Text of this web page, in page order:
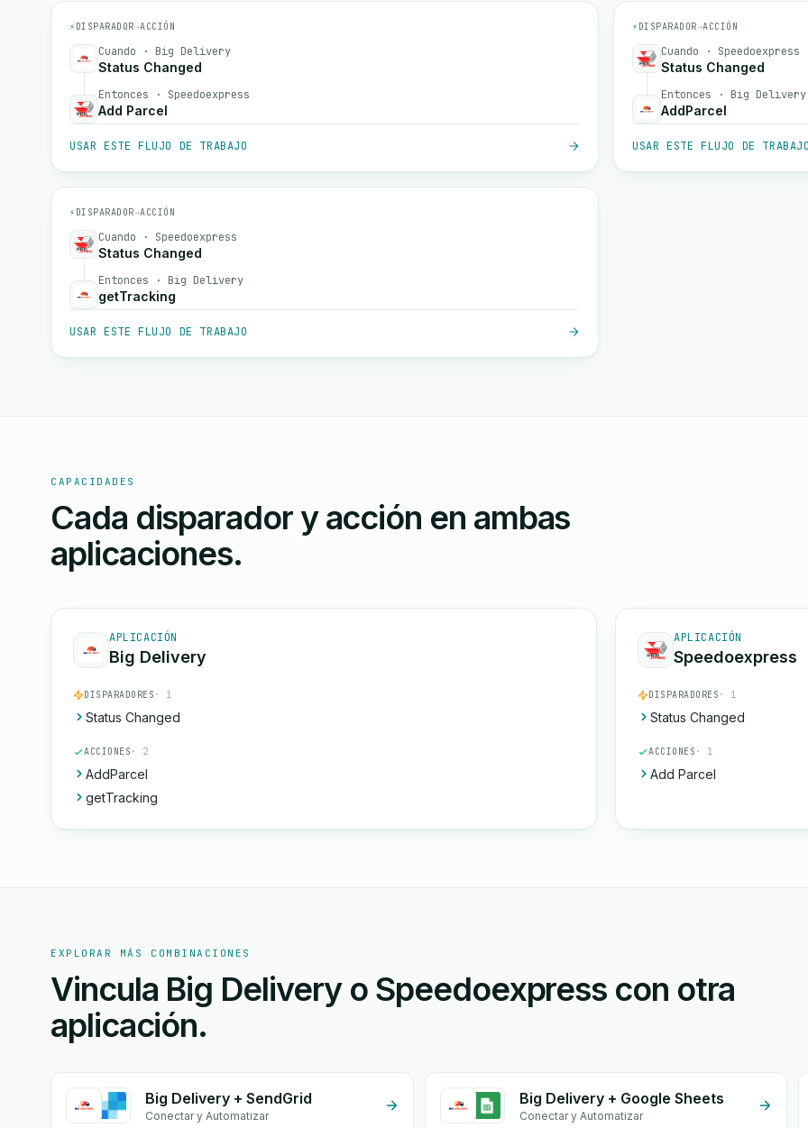
⚡ DISPARADOR→ACCIÓN
Cuando · Big Delivery
Status Changed
Entonces · Speedoexpress
Add Parcel
USAR ESTE FLUJO DE TRABAJO
⚡ DISPARADOR→ACCIÓN
Cuando · Speedoexpress
Status Changed
Entonces · Big Delivery
AddParcel
USAR ESTE FLUJO DE
⚡ DISPARADOR→ACCIÓN
Cuando · Speedoexpress
Status Changed
Entonces · Big Delivery
getTracking
USAR ESTE FLUJO DE TRABAJO
CAPACIDADES
Cada disparador y acción en ambas
aplicaciones.
APLICACIÓN
Big Delivery
DISPARADORES · 1
Status Changed
ACCIONES · 2
AddParcel
getTracking
APLICACIÓN
Speedoexpress
DISPARADORES · 1
Status Changed
ACCIONES · 1
Add Parcel
EXPLORAR MÁS COMBINACIONES
Vincula Big Delivery o Speedoexpress con otra
aplicación.
Big Delivery + SendGrid
Conectar y Automatizar
Big Delivery + Google Sheets
Conectar y Automatizar